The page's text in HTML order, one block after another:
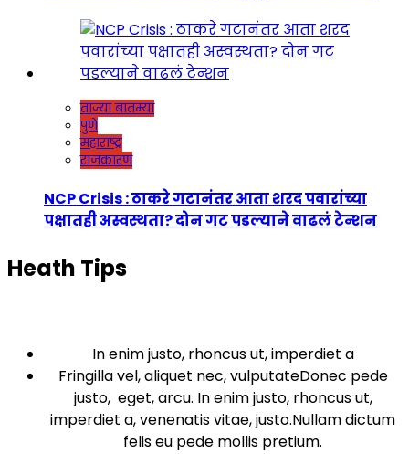
ताज्या बातम्या
पुणे
महाराष्ट्र
राजकारण
NCP Crisis : ठाकरे गटानंतर आता शरद पवारांच्या
पक्षातही अस्वस्थता? दोन गट पडल्याने वाढलं टेन्शन
Heath Tips
In enim justo, rhoncus ut, imperdiet a
Fringilla vel, aliquet nec, vulputateDonec pede
justo, eget, arcu. In enim justo, rhoncus ut,
imperdiet a, venenatis vitae, justo.Nullam dictum
felis eu pede mollis pretium.